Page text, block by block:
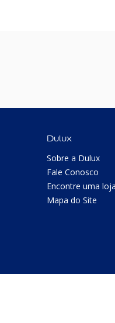
Dulux
Sobre a Dulux
Fale Conosco
Encontre uma
Mapa do Site